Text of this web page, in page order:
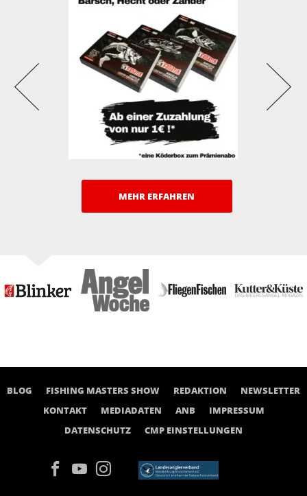
MEHR ERFAHREN
BLOG FISHING MASTERS SHOW REDAKTION
NEWSLETTER
KONTAKT
MEDIADATEN ANB
IMPRESSUM
DATENSCHUTZ
CMP EINSTELLUNGEN